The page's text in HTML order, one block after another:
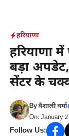
content
हरियाणा
हरियाणा
बड़ा
सेंटर के
Byवैशाली वर्मा
On: January
Follow Us: